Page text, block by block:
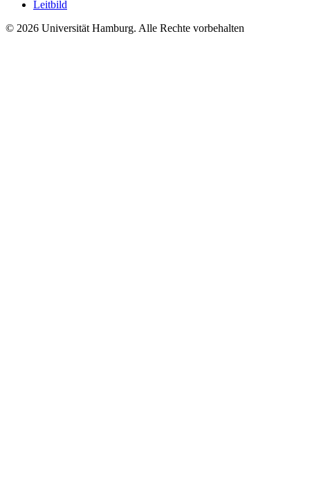
Leitbild
© 2026 Universität Hamburg. Alle Rechte vorbehalten